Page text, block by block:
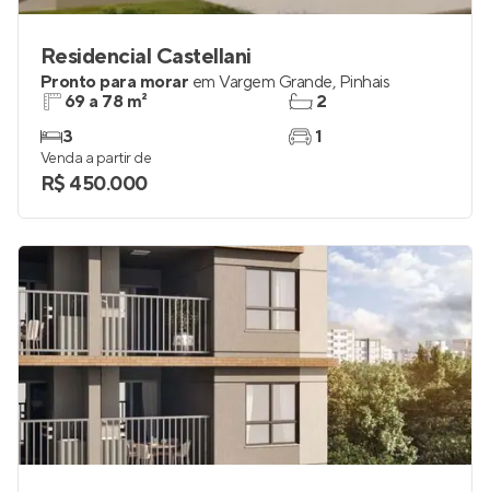
Residencial Castellani
Pronto para morar em Vargem Grande, Pinhais
69 a 78 m²
3
2
1
Venda a partir de
R$ 450.000